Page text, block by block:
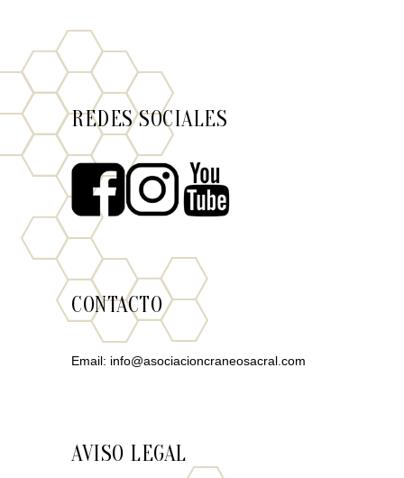
REDES SOCIALES
CONTACTO
Email: info@asociacioncraneosacral.com
AVISO LEGAL